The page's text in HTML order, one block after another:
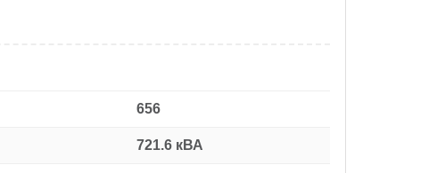
656
721.6 кВА